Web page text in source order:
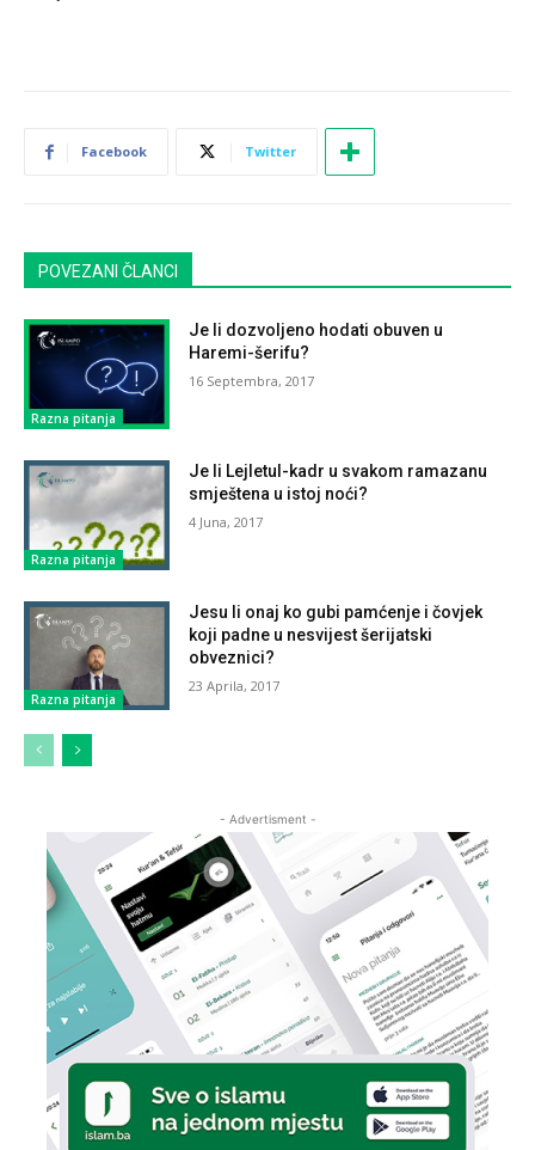
Facebook Twitter
POVEZANI ČLANCI
Razna pitanja
Je li dozvoljeno hodati obuven u
Haremi-šerifu?
16 Septembra, 2017
Razna pitanja
Je li Lejletul-kadr u svakom ramazanu
smještena u istoj noći?
4 Juna, 2017
Razna pitanja
Jesu li onaj ko gubi pamćenje i čovjek
koji padne u nesvijest šerijatski
obveznici?
23 Aprila, 2017
- Advertisment -